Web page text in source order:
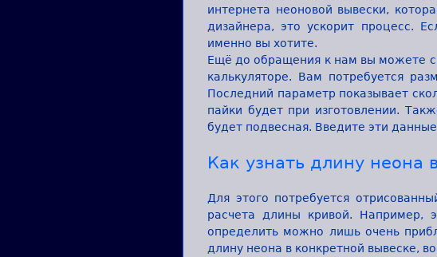
интернета неоновой вывески,
дизайнера, это ускорит процесс.
именно вы хотите.
Ещё до обращения к нам вы можете
калькуляторе. Вам потребуется
Последний параметр показывает
пайки будет при изготовлении.
будет подвесная. Введите эти
Как узнать длину неона
Для этого потребуется
расчета длины кривой. Например,
определить можно лишь очень
длину неона в конкретной вывеске,